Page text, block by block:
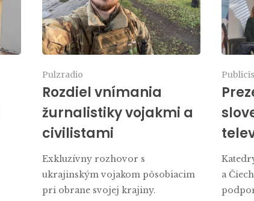
Pulzradio
Rozdiel vnímania
žurnalistiky vojakmi a
civilistami
Exkluzívny rozhovor s
ukrajinským vojakom pôsobiacim
pri obrane svojej krajiny.
a